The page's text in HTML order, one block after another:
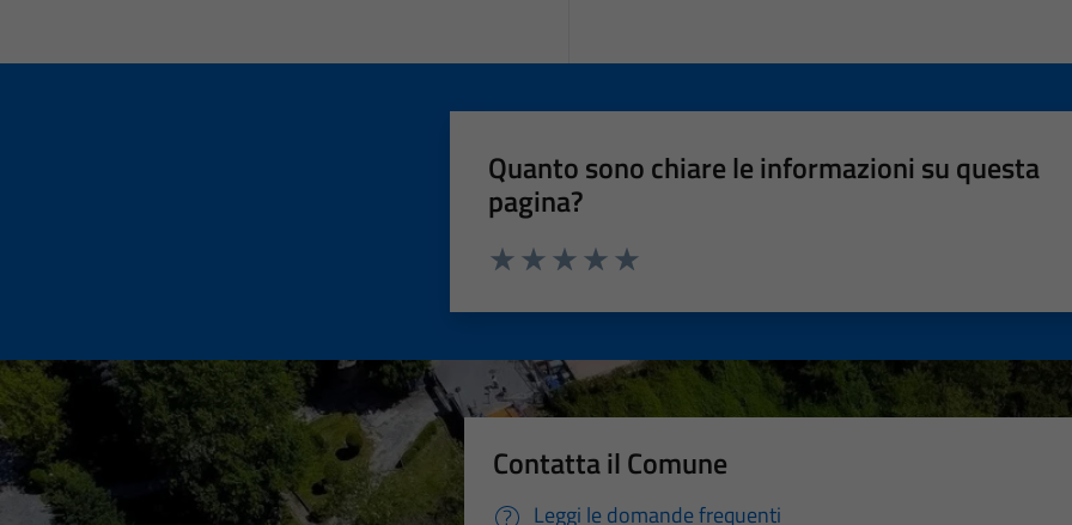
Quanto sono chiare le informazioni su questa
pagina?
Contatta il Comune
Leggi le domande frequenti